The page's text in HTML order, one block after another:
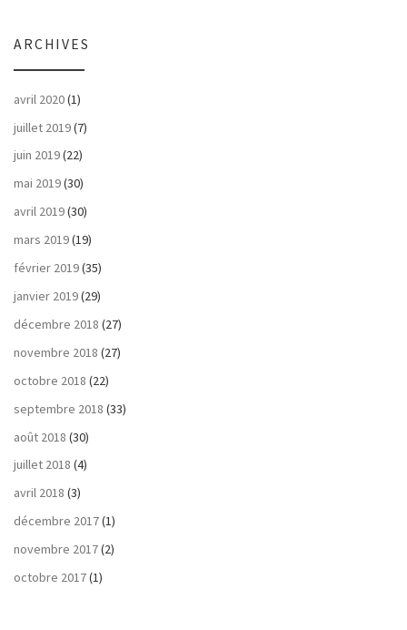
ARCHIVES
avril 2020(1)
juillet 2019(7)
juin 2019(22)
mai 2019(30)
avril 2019(30)
mars 2019(19)
février 2019(35)
janvier 2019(29)
décembre 2018 (27)
novembre 2018 (27)
octobre 2018 (22)
septembre 2018 (33)
août 2018 (30)
juillet 2018 (4)
avril 2018 (3)
décembre 2017(1)
novembre 2017(2)
octobre 2017(1)